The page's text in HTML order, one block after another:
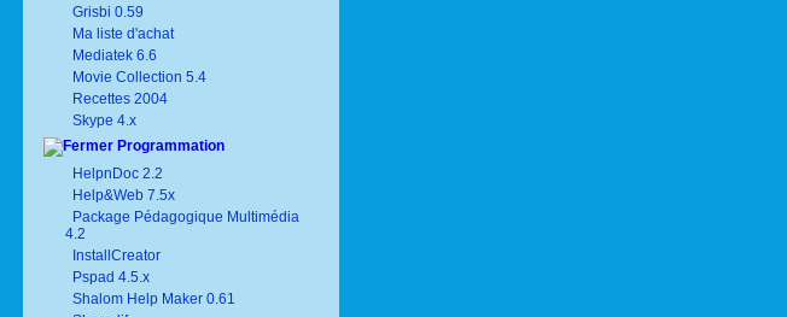
Grisbi 0.59
Ma liste d'achat
Mediatek 6.6
Movie Collection 5.4
Recettes 2004
Skype 4.x
Programmation
HelpnDoc 2.2
Help&Web 7.5x
Package Pédagogique Multimédia
4.2
InstallCreator
Pspad 4.5.x
Shalom Help Maker 0.61